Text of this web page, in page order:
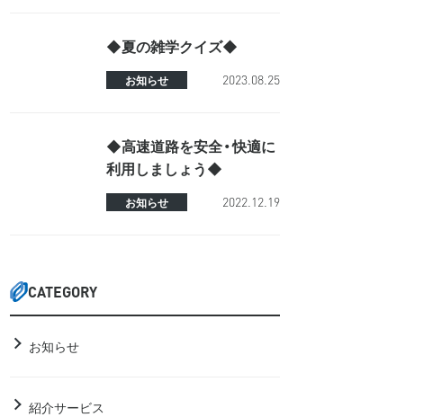
◆夏の雑学クイズ◆
お知らせ 2023.08.25
◆高速道路を安全・快適に
利用しましょう◆
お知らせ 2022.12.19
CATEGORY
お知らせ
紹介サービス